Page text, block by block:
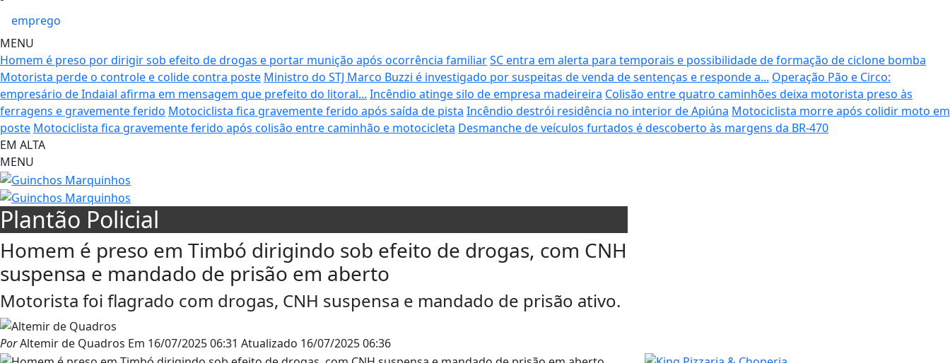
emprego
MENU
Homem é preso por dirigir sob efeito de drogas e portar munição após ocorrência familiarSC entra em alerta para temporais e possibilidade de formação de ciclone bomba
Motorista perde o controle e colide contra poste Ministro do STJ Marco Buzzi é investigado por suspeitas de venda de sentenças e responde a... Operação Pão e Circo:
empresário de Indaial afirma em mensagem que prefeito do litoral... Incêndio atinge silo de empresa madeireira Colisão entre quatro caminhões deixa motorista preso às
ferragens e gravemente ferido Motociclista fica gravemente ferido após saída de pista Incêndio destrói residência no interior de Apiúna Motociclista morre após colidir moto em
poste Motociclista fica gravemente ferido após colisão entre caminhão e motocicleta Desmanche de veículos furtados é descoberto às margens da BR-470
EM ALTA
MENU
Plantão Policial
Homem é preso em Timbó dirigindo sob efeito de drogas, com CNH
suspensa e mandado de prisão em aberto
Motorista foi flagrado com drogas, CNH suspensa e mandado de prisão ativo.
PorAltemir de Quadros Em 16/07/2025 06:31 Atualizado 16/07/2025 06:36